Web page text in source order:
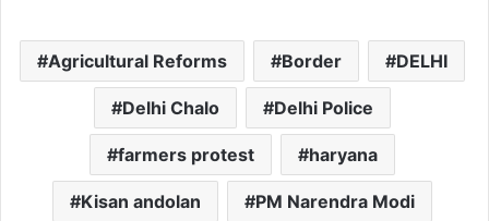
Agricultural Reforms Border DELHI
Delhi Chalo Delhi Police
farmers protest haryana
Kisan andolan PM Narendra Modi